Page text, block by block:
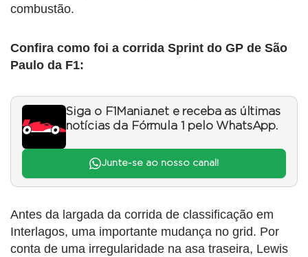
combustão.
Confira como foi a corrida Sprint do GP de São
Paulo da F1:
Siga o F1Mania.net e receba as últimas
notícias da Fórmula 1 pelo WhatsApp.
Junte-se ao nosso canal!
Antes da largada da corrida de classificação em
Interlagos, uma importante mudança no grid. Por
conta de uma irregularidade na asa traseira, Lewis